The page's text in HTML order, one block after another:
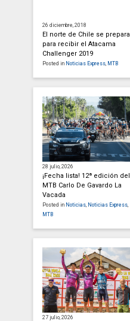
26 diciembre, 2018
El norte de Chile se prepara
para recibir el Atacama
Challenger 2019
Posted in Noticias Express MTB
28 julio, 2026
¡Fecha lista! 12ª edición del
MTB Carlo De Gavardo La
Vacada
Posted in Noticias Noticias Express
MTB
27 julio, 2026